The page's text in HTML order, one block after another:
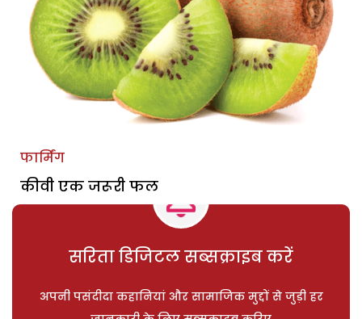
फार्मिंग
कीवी एक जरूरी फल
सरिता डिजिटल सब्सक्राइब करें
अपनी पसंदीदा कहानियां और सामाजिक मुद्दों से जुड़ी हर